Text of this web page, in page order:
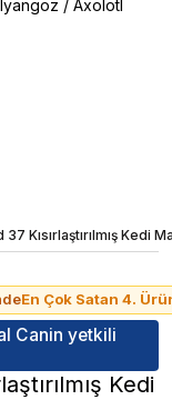
/ Axolotl
Kısırlaştırılmış Kedi
En Çok Satan 4.
Canin yetkili
Kedi